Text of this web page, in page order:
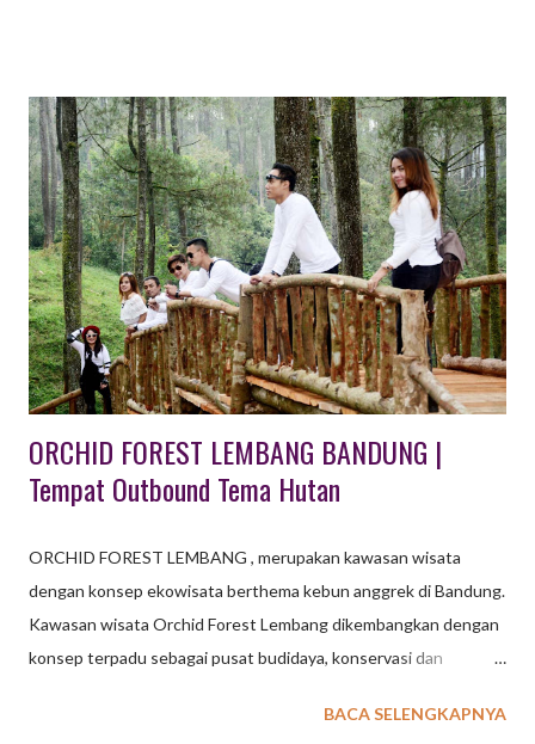
Family Gathering, dsb. Berikut ini kami sampaikan beberapa
daftar hotel yang ada di Bandung, semoga dapat mebantu Anda.
1. The Trans Luxury Hotel Berlokasi di Jalan Gatot Subroto 289,
yang merupakan pusat kota Bandung, Hotel bintang 5 di
Bandung ini mendapat predikat sebagai Hotel Bintang 5 di
Bandung yang paling baik. Ada banyak variasi paket kamar yang
ditawarkan, antara lain: premier room, premier room plus sarapan
pagi, club premier, premier room plus 2 tiket Trans...
ORCHID FOREST LEMBANG BANDUNG |
Tempat Outbound Tema Hutan
ORCHID FOREST LEMBANG , merupakan kawasan wisata
dengan konsep ekowisata berthema kebun anggrek di Bandung.
Kawasan wisata Orchid Forest Lembang dikembangkan dengan
konsep terpadu sebagai pusat budidaya, konservasi dan
Meskipun belum sepenuhnya selesai pembangunannya, lokasi
BACA SELENGKAPNYA